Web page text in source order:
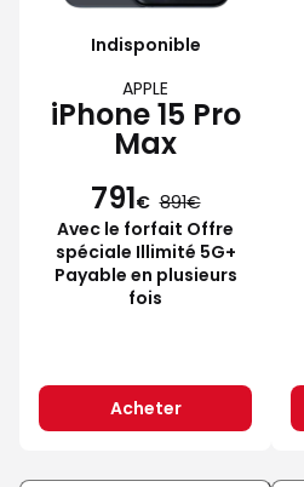
Indisponible
APPLE
iPhone 15 Pro
Max
791€ 891
Avec le forfait Offre
spéciale Illimité 5G+
Payable en plusieurs
fois
Acheter